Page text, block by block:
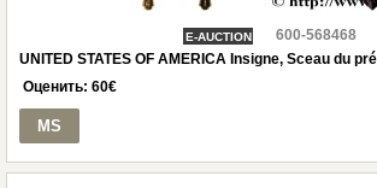
E-AUCTION
600-568468
UNITED STATES OF AMERICA Insigne, Sceau du
Оценить: 60€
MS